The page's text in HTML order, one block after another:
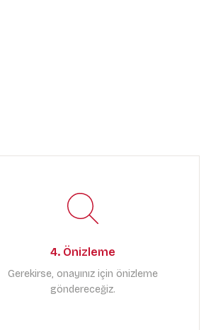
4. Önizleme
Gerekirse, onayınız için önizleme
göndereceğiz.